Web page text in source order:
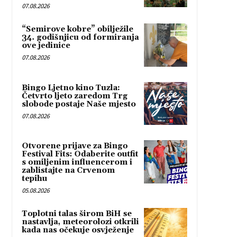
07.08.2026
“Semirove kobre” obilježile
34. godišnjicu od formiranja
ove jedinice
07.08.2026
Bingo Ljetno kino Tuzla:
Četvrto ljeto zaredom Trg
slobode postaje Naše mjesto
07.08.2026
Otvorene prijave za Bingo
Festival Fits: Odaberite outfit
s omiljenim influencerom i
zablistajte na Crvenom
tepihu
05.08.2026
Toplotni talas širom BiH se
nastavlja, meteorolozi otkrili
kada nas očekuje osvježenje